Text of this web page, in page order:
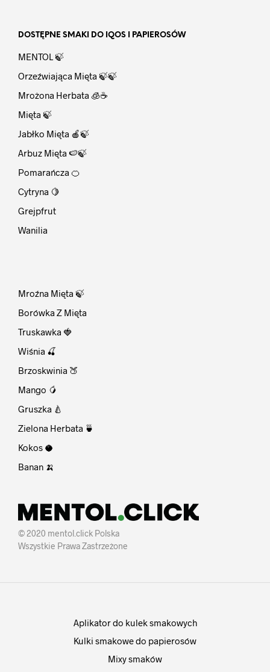
DOSTĘPNE SMAKI DO IQOS I PAPIEROSÓW
MENTOL 🍃
Orzeźwiająca Mięta 🍃🍃
Mrożona Herbata 🧊☕
Mięta 🍃
Jabłko Mięta 🍎🍃
Arbuz Mięta 🍉🍃
Pomarańcza 🍊
Cytryna 🍋
Grejpfrut
Wanilia
Mroźna Mięta 🍃
Borówka Z Mięta
Truskawka 🍓
Wiśnia 🍒
Brzoskwinia 🍑
Mango 🥭
Gruszka 🍐
Zielona Herbata 🍵
Kokos 🥥
Banan 🍌
© 2020 mentol.click Polska
Wszystkie Prawa Zastrzeżone
Aplikator do kulek smakowych
Kulki smakowe do papierosów
Mixy smaków